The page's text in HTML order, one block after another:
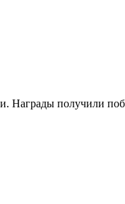
Награды получили